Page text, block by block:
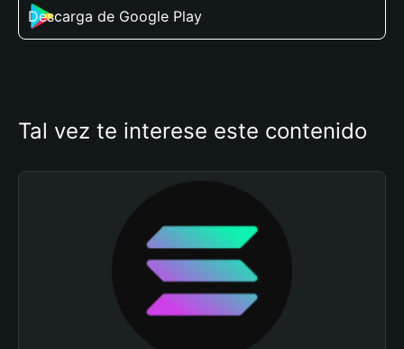
Descarga de Google Play
Tal vez te interese este contenido